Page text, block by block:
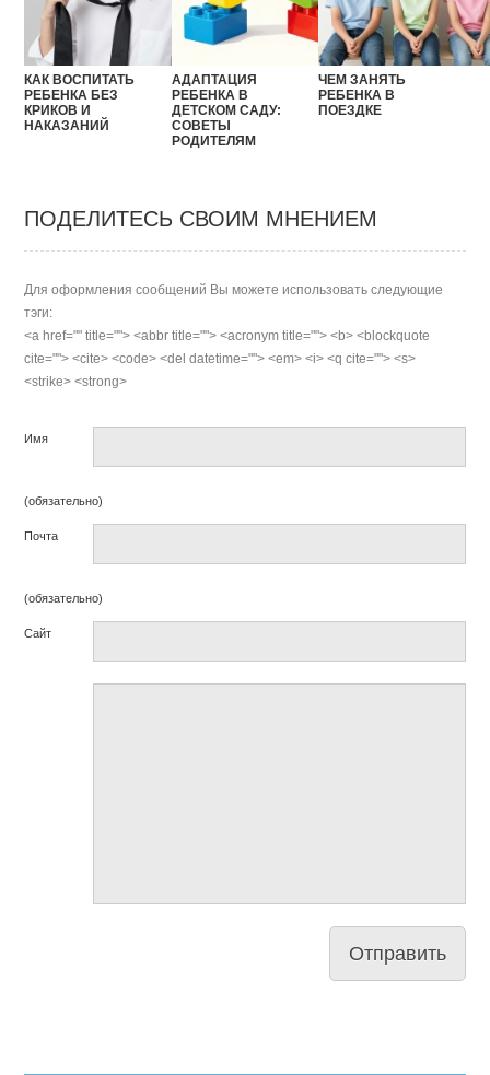
КАК ВОСПИТАТЬ
РЕБЕНКА БЕЗ
КРИКОВ И
НАКАЗАНИЙ
АДАПТАЦИЯ
РЕБЕНКА В
ДЕТСКОМ САДУ:
СОВЕТЫ
РОДИТЕЛЯМ
ЧЕМ ЗАНЯТЬ
РЕБЕНКА В
ПОЕЗДКЕ
ПОДЕЛИТЕСЬ СВОИМ МНЕНИЕМ
Для оформления сообщений Вы можете использовать следующие
тэги:
<a href="" title=""> <abbr title=""> <acronym title=""> <b> <blockquote
cite=""> <cite> <code> <del datetime=""> <em> <i> <q cite=""> <s>
<strike> <strong>
Имя
(обязательно)
Почта
(обязательно)
Сайт